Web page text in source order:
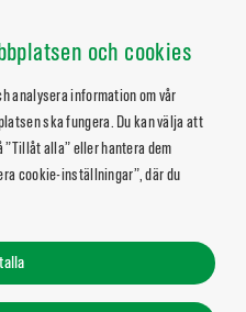
och cookies
analysera information om vår
ska fungera. Du kan välja att
alla” eller hantera dem
cookie-inställningar”, där du
alla